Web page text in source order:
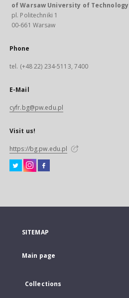
of Warsaw University of Technology
pl. Politechniki 1
00-661 Warsaw
Phone
tel. (+48 22) 234-5113, 7400
E-Mail
cyfr.bg@pw.edu.pl
Visit us!
https://bg.pw.edu.pl
SITEMAP
Main page
Collections